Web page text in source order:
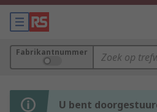
Fabrikantnummer
U bent